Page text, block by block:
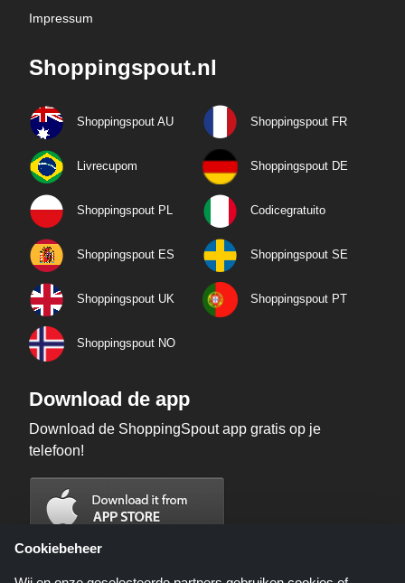
Impressum
Shoppingspout.nl
Shoppingspout AU Shoppingspout FR
Livrecupom Shoppingspout DE
Shoppingspout PL Codicegratuito
Shoppingspout ES Shoppingspout SE
Shoppingspout UK Shoppingspout PT
Shoppingspout NO
Download de app
Download de ShoppingSpout app gratis op je
telefoon!
Cookiebeheer